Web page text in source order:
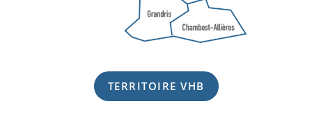
TERRITOIRE VHB